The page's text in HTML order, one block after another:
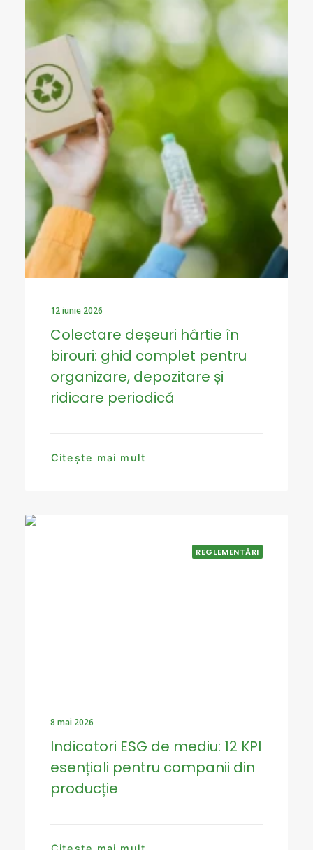
12 iunie 2026
Colectare deșeuri hârtie în
birouri: ghid complet pentru
organizare, depozitare și
ridicare periodică
Citește mai mult
REGLEMENTĂRI
8 mai 2026
Indicatori ESG de mediu: 12 KPI
esențiali pentru companii din
producție